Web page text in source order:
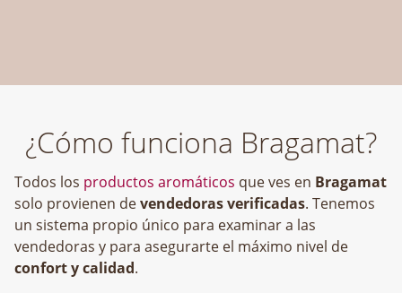
¿Cómo funciona Bragamat?
Todos los productos aromáticos que ves en Bragamat
solo provienen devendedoras verificadas. Tenemos
un sistema propio único para examinar a las
vendedoras y para asegurarte el máximo nivel de
confort y calidad.